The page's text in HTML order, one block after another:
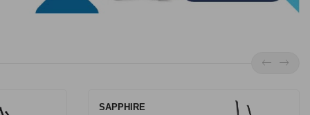
HI-TEC
SAPPHIRE